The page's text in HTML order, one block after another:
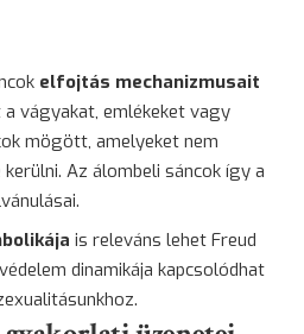
elfojtás mechanizmusait
vágyakat, emlékeket vagy
mögött, amelyeket nem
Az álombeli sáncok így a
is releváns lehet Freud
dinamikája kapcsolódhat